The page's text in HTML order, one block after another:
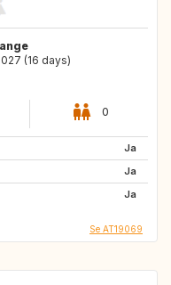
(16 days)
0
Ja
Ja
Ja
Se AT19069